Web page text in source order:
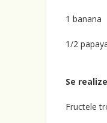
1 banana
1/2
Se
Fructele